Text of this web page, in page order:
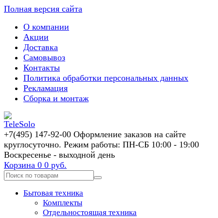
Полная версия сайта
О компании
Акции
Доставка
Самовывоз
Контакты
Политика обработки персональных данных
Рекламация
Сборка и монтаж
+7(495) 147-92-00 Оформление заказов на сайте
круглосуточно. Режим работы: ПН-СБ 10:00 - 19:00
Воскресенье - выходной день
Корзина 0 0 руб.
Бытовая техника
Комплекты
Отдельностоящая техника